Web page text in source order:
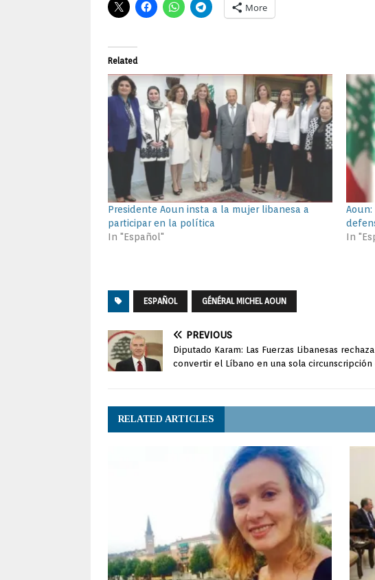
More
Related
Presidente Aoun insta a la mujer libanesa a
participar en la política
In "Español"
In
ESPAÑOL GÉNÉRAL MICHEL AOUN
PREVIOUS
Diputado Karam: Las Fuerzas Libanesas
convertir el Líbano en una sola
RELATED ARTICLES